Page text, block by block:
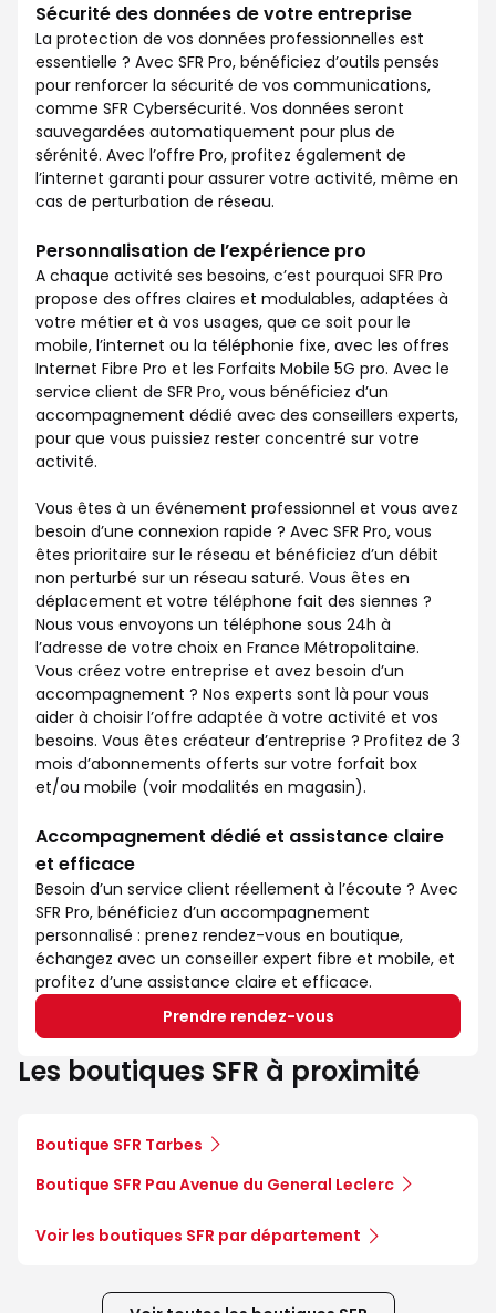
Sécurité des données de votre entreprise
La protection de vos données professionnelles est
essentielle ? Avec SFR Pro, bénéficiez d’outils pensés
pour renforcer la sécurité de vos communications,
comme SFR Cybersécurité. Vos données seront
sauvegardées automatiquement pour plus de
sérénité. Avec l’offre Pro, profitez également de
l’internet garanti pour assurer votre activité, même en
cas de perturbation de réseau.
Personnalisation de l’expérience pro
A chaque activité ses besoins, c’est pourquoi SFR Pro
propose des offres claires et modulables, adaptées à
votre métier et à vos usages, que ce soit pour le
mobile, l’internet ou la téléphonie fixe, avec les offres
Internet Fibre Pro et les Forfaits Mobile 5G pro. Avec le
service client de SFR Pro, vous bénéficiez d’un
accompagnement dédié avec des conseillers experts,
pour que vous puissiez rester concentré sur votre
activité.
Vous êtes à un événement professionnel et vous avez
besoin d’une connexion rapide ? Avec SFR Pro, vous
êtes prioritaire sur le réseau et bénéficiez d’un débit
non perturbé sur un réseau saturé. Vous êtes en
déplacement et votre téléphone fait des siennes ?
Nous vous envoyons un téléphone sous 24h à
l’adresse de votre choix en France Métropolitaine.
Vous créez votre entreprise et avez besoin d’un
accompagnement ? Nos experts sont là pour vous
aider à choisir l’offre adaptée à votre activité et vos
besoins. Vous êtes créateur d’entreprise ? Profitez de 3
mois d’abonnements offerts sur votre forfait box
et/ou mobile (voir modalités en magasin).
Accompagnement dédié et assistance claire
et efficace
Besoin d’un service client réellement à l’écoute ? Avec
SFR Pro, bénéficiez d’un accompagnement
personnalisé : prenez rendez-vous en boutique,
échangez avec un conseiller expert fibre et mobile, et
profitez d’une assistance claire et efficace.
Prendre rendez-vous
Les boutiques SFR à proximité
Boutique SFR Tarbes
Boutique SFR Pau Avenue du General Leclerc
Voir les boutiques SFR par département